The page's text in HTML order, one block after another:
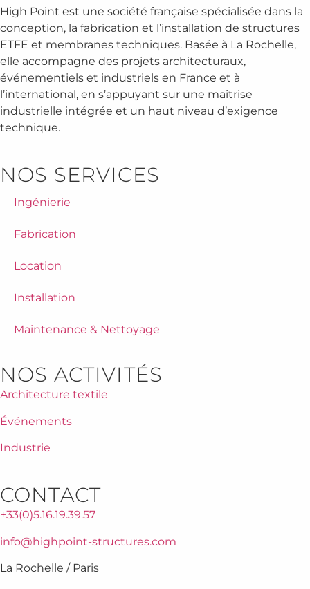
High Point est une société française spécialisée dans la
conception, la fabrication et l’installation de structures
ETFE et membranes techniques. Basée à La Rochelle,
elle accompagne des projets architecturaux,
événementiels et industriels en France et à
l’international, en s’appuyant sur une maîtrise
industrielle intégrée et un haut niveau d’exigence
technique.
NOS SERVICES
Ingénierie
Fabrication
Location
Installation
Maintenance & Nettoyage
NOS ACTIVITÉS
Architecture textile
Événements
Industrie
CONTACT
+33(0)5.16.19.39.57
info@highpoint-structures.com
La Rochelle / Paris